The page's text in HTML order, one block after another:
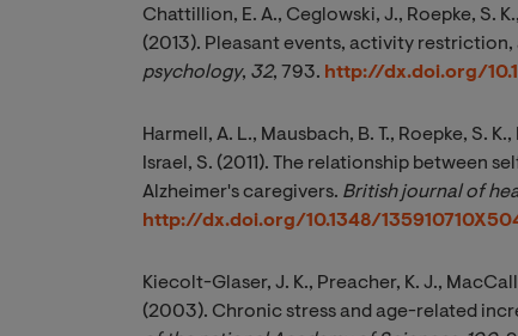
Chattillion, E. A., Ceglowski, J., Roepke, S.
(2013). Pleasant events, activity
psychology, 32, 793. http://dx.doi.org/
Harmell, A. L., Mausbach, B. T., Roepke, S.
Israel, S. (2011). The relationship between
Alzheimer's caregivers. British journal of
http://dx.doi.org/10.1348/
Kiecolt-Glaser, J. K., Preacher, K. J.,
(2003). Chronic stress and age-related